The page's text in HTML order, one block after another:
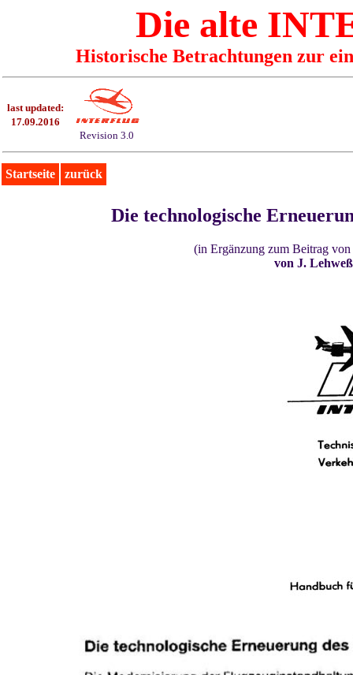
Die alte
Historische Betrachtungen zur
last updated:
17.09.2016
Revision 3.0
Startseite zurück
Die technologische
(in Ergänzung zum Beitrag
von J.